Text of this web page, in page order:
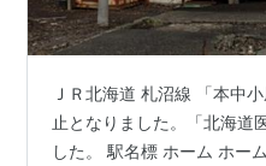
ＪＲ北海道 札沼線 「本中
止となりました。「北海道
した。 駅名標 ホーム ホー